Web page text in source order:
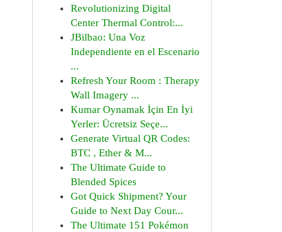
Revolutionizing Digital
Center Thermal Control:...
JBilbao: Una Voz
Independiente en el Escenario
...
Refresh Your Room : Therapy
Wall Imagery ...
Kumar Oynamak İçin En İyi
Yerler: Ücretsiz Seçe...
Generate Virtual QR Codes:
BTC , Ether & M...
The Ultimate Guide to
Blended Spices
Got Quick Shipment? Your
Guide to Next Day Cour...
The Ultimate 151 Pokémon